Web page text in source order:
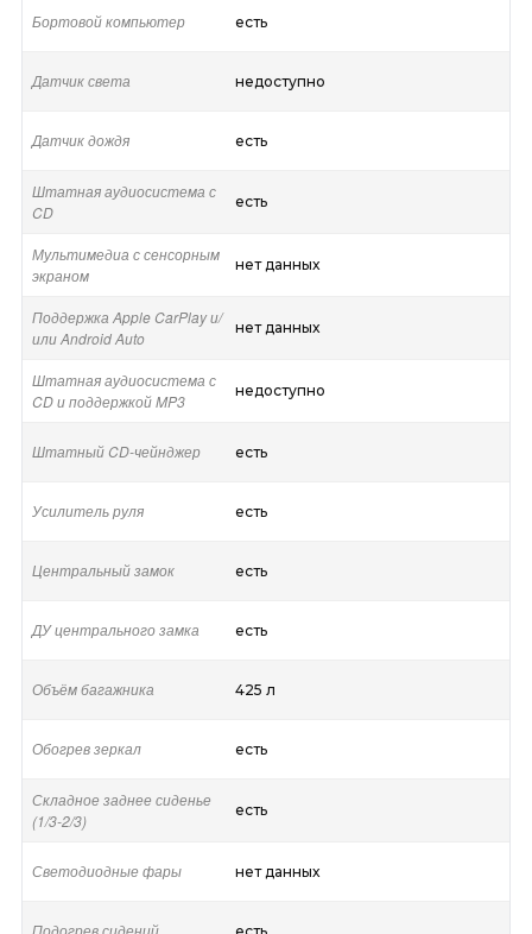
Бортовой компьютер есть
Датчик света недоступно
Датчик дождя есть
Штатная аудиосистема с
CD
есть
Мультимедиа с сенсорным
экраном
нет данных
Поддержка Apple CarPlay и/
или Android Auto
нет данных
Штатная аудиосистема с
CD и поддержкой MP3
недоступно
Штатный CD-чейнджер есть
Усилитель руля есть
Центральный замок есть
ДУ центрального замка есть
Объём багажника 425 л
Обогрев зеркал есть
Складное заднее сиденье
(1/3-2/3)
есть
Светодиодные фары нет данных